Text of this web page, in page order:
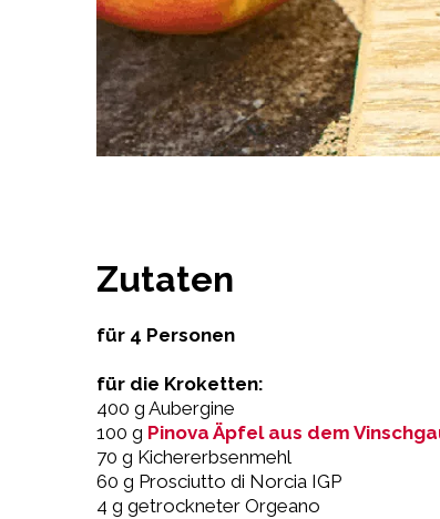
Zutaten
für 4 Personen
für die Kroketten:
400 g Aubergine
100 g Pinova Äpfel aus dem
70 g Kichererbsenmehl
60 g Prosciutto di Norcia IGP
4 g getrockneter Orgeano